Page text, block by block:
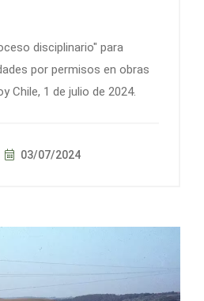
disciplinario" para
por permisos en obras
Chile, 1 de julio de 2024.
03/07/2024